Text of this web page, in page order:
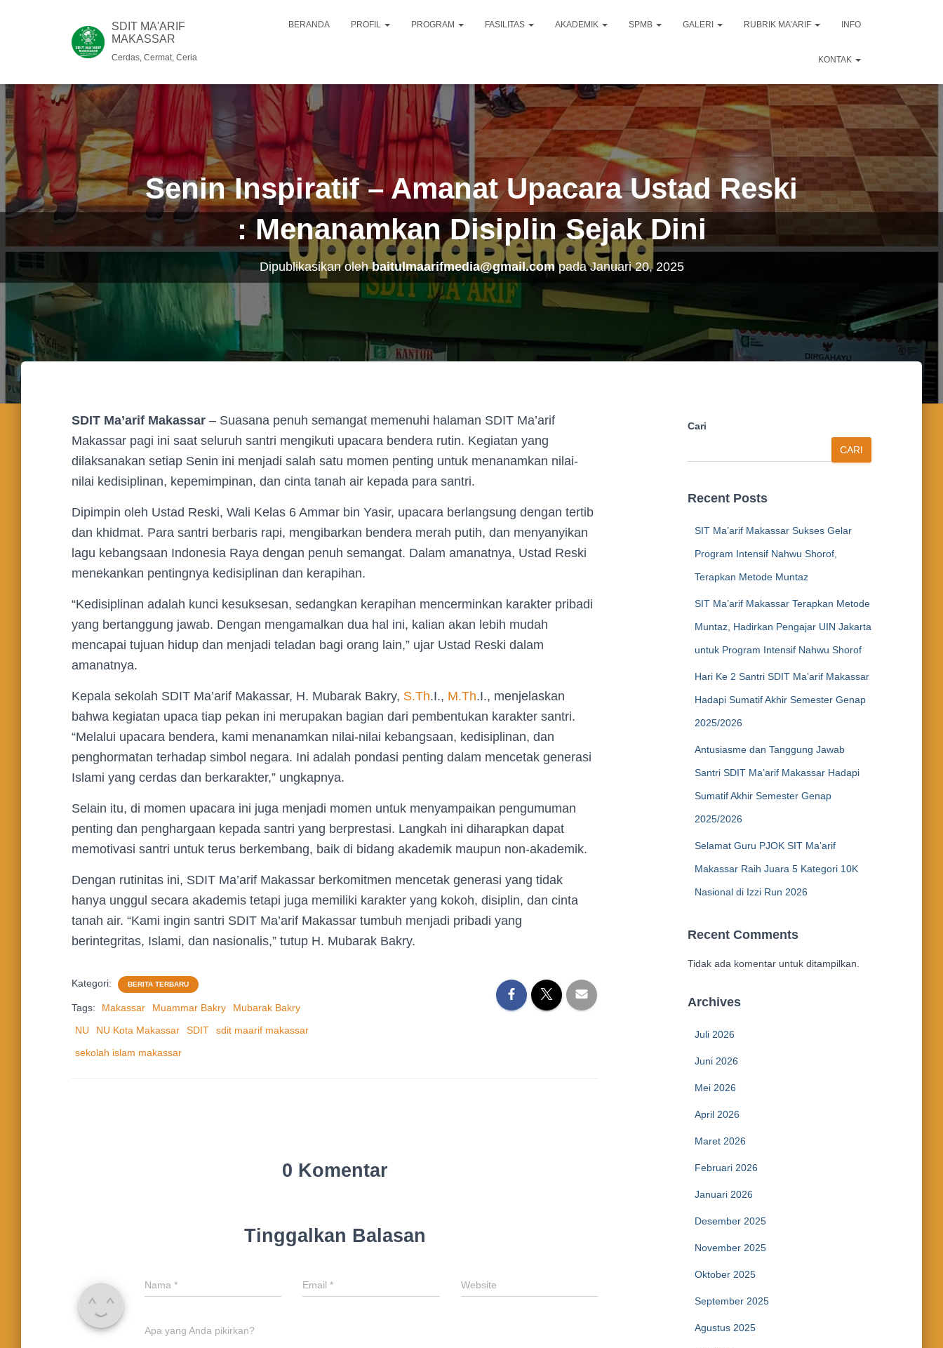
SDIT MA'ARIF
MAKASSAR
Cerdas, Cermat, Ceria
BERANDA PROFIL PROGRAM FASILITAS AKADEMIK SPMB GALERI RUBRIK MA’ARIF INFO
KONTAK
Senin Inspiratif – Amanat Upacara Ustad Reski
: Menanamkan Disiplin Sejak Dini
Dipublikasikan olehbaitulmaarifmedia@gmail.compadaJanuari 20, 2025
SDIT Ma’arif Makassar – Suasana penuh semangat memenuhi halaman SDIT Ma’arif
Makassar pagi ini saat seluruh santri mengikuti upacara bendera rutin. Kegiatan yang
dilaksanakan setiap Senin ini menjadi salah satu momen penting untuk menanamkan nilai-
nilai kedisiplinan, kepemimpinan, dan cinta tanah air kepada para santri.
Dipimpin oleh Ustad Reski, Wali Kelas 6 Ammar bin Yasir, upacara berlangsung dengan tertib
dan khidmat. Para santri berbaris rapi, mengibarkan bendera merah putih, dan menyanyikan
lagu kebangsaan Indonesia Raya dengan penuh semangat. Dalam amanatnya, Ustad Reski
menekankan pentingnya kedisiplinan dan kerapihan.
“Kedisiplinan adalah kunci kesuksesan, sedangkan kerapihan mencerminkan karakter pribadi
yang bertanggung jawab. Dengan mengamalkan dua hal ini, kalian akan lebih mudah
mencapai tujuan hidup dan menjadi teladan bagi orang lain,” ujar Ustad Reski dalam
amanatnya.
Kepala sekolah SDIT Ma’arif Makassar, H. Mubarak Bakry, S.Th.I., M.Th.I., menjelaskan
bahwa kegiatan upaca tiap pekan ini merupakan bagian dari pembentukan karakter santri.
“Melalui upacara bendera, kami menanamkan nilai-nilai kebangsaan, kedisiplinan, dan
penghormatan terhadap simbol negara. Ini adalah pondasi penting dalam mencetak generasi
Islami yang cerdas dan berkarakter,” ungkapnya.
Selain itu, di momen upacara ini juga menjadi momen untuk menyampaikan pengumuman
penting dan penghargaan kepada santri yang berprestasi. Langkah ini diharapkan dapat
memotivasi santri untuk terus berkembang, baik di bidang akademik maupun non-akademik.
Dengan rutinitas ini, SDIT Ma’arif Makassar berkomitmen mencetak generasi yang tidak
hanya unggul secara akademis tetapi juga memiliki karakter yang kokoh, disiplin, dan cinta
tanah air. “Kami ingin santri SDIT Ma’arif Makassar tumbuh menjadi pribadi yang
berintegritas, Islami, dan nasionalis,” tutup H. Mubarak Bakry.
Kategori: BERITA TERBARU
Tags: Makassar Muammar Bakry
Mubarak Bakry
NU
NU Kota Makassar SDIT
sdit maarif makassar
sekolah islam makassar
0 Komentar
Tinggalkan Balasan
Nama * Email* Website
Apa yang Anda pikirkan?
Cari
CARI
Recent Posts
SIT Ma’arif Makassar Sukses Gelar
Program Intensif Nahwu Shorof,
Terapkan Metode Muntaz
SIT Ma’arif Makassar Terapkan Metode
Muntaz, Hadirkan Pengajar UIN Jakarta
untuk Program Intensif Nahwu Shorof
Hari Ke 2 Santri SDIT Ma’arif Makassar
Hadapi Sumatif Akhir Semester Genap
2025/2026
Antusiasme dan Tanggung Jawab
Santri SDIT Ma’arif Makassar Hadapi
Sumatif Akhir Semester Genap
2025/2026
Selamat Guru PJOK SIT Ma’arif
Makassar Raih Juara 5 Kategori 10K
Nasional di Izzi Run 2026
Recent Comments
Tidak ada komentar untuk ditampilkan.
Archives
Juli 2026
Juni 2026
Mei 2026
April 2026
Maret 2026
Februari 2026
Januari 2026
Desember 2025
November 2025
Oktober 2025
September 2025
Agustus 2025